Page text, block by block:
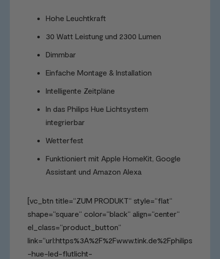
Hohe Leuchtkraft
30 Watt Leistung und 2300 Lumen
Dimmbar
Einfache Montage & Installation
Intelligente Zeitpläne
In das Philips Hue Lichtsystem
integrierbar
Wetterfest
Funktioniert mit Apple HomeKit, Google
Assistant und Amazon Alexa
[vc_btn title=“ZUM PRODUKT“ style=“flat“
shape=“square“ color=“black“ align=“center“
el_class=“product_button“
link=“url:https%3A%2F%2Fwww.tink.de%2Fphilips
-hue-led-flutlicht-